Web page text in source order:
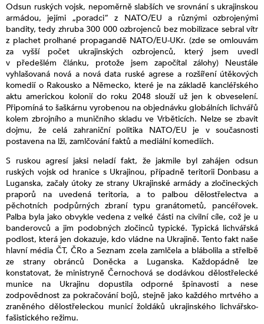
Odsun ruských vojsk, nepoměrně slabších ve srovnání s ukrajinskou
armádou, jejími „poradci“ z NATO/EU a různými ozbrojenými
bandity, tedy zhruba 300 000 ozbrojenců bez mobilizace sebral vítr
z plachet prolhané propagandě NATO/EU-UKr. (zde se omlouvám
za vyšší počet ukrajinských ozbrojenců, který jsem uvedl
v předešlém článku, protože jsem započítal zálohy) Neustále
vyhlašovaná nová a nová data ruské agrese a rozšíření útěkových
komedií o Rakousko a Německo, které je na základě kancléřského
aktu americkou kolonií do roku 2048 slouží už jen k obveselení.
Připomíná to šaškárnu vyrobenou na objednávku globálních lichvářů
kolem zbrojního a muničního skladu ve Vrběticích. Nelze se zbavit
dojmu, že celá zahraniční politika NATO/EU je v současnosti
postavena na lži, zamlčování faktů a mediální komediích.
S ruskou agresí jaksi neladí fakt, že jakmile byl zahájen odsun
ruských vojsk od hranice s Ukrajinou, případně teritorii Donbasu a
Luganska, začaly útoky ze strany Ukrajinské armády a zločineckých
praporů na uvedená teritoria, a to palbou dělostřelectva a
pěchotních podpůrných zbraní typu granátometů, pancéřovek.
Palba byla jako obvykle vedena z velké části na civilní cíle, což je u
banderovců a jim podobných zločinců typické. Typická lichvářská
podlost, která jen dokazuje, kdo vládne na Ukrajině. Tento fakt naše
hlavní média ČT, ČRo a Seznam zcela zamlčela a blábolila a střelbě
ze strany obránců Doněcka a Luganska. Každopádně lze
konstatovat, že ministryně Černochová se dodávkou dělostřelecké
munice na Ukrajinu dopustila odporné špinavosti a nese
zodpovědnost za pokračování bojů, stejně jako každého mrtvého a
zraněného dělostřeleckou municí žoldáků ukrajinského lichvářsko-
fašistického režimu.